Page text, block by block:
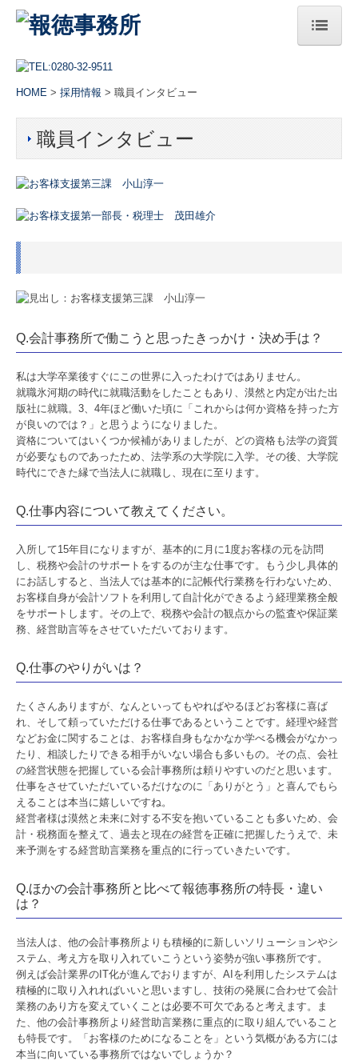
HOME
法人案内
経営理念
プレスリリース
著書
リンク集
プライバシーポリシー
品質方針
業務内容
税務会計顧問
経営計画支援
人材開発・社風診断
社会福祉法人支援
医業経営支援
公益法人支援
相続・贈与支援
採用情報
採用メッセージ
職員インタビュー
キャリアプラン
HOME > 採用情報 > 職員インタビュー
職員インタビュー
Q.会計事務所で働こうと思ったきっかけ・決め手は？
私は大学卒業後すぐにこの世界に入ったわけではありません。
就職氷河期の時代に就職活動をしたこともあり、漠然と内定が出た出
版社に就職。3、4年ほど働いた頃に「これからは何か資格を持った方
が良いのでは？」と思うようになりました。
資格についてはいくつか候補がありましたが、どの資格も法学の資質
が必要なものであったため、法学系の大学院に入学。その後、大学院
時代にできた縁で当法人に就職し、現在に至ります。
Q.仕事内容について教えてください。
入所して15年目になりますが、基本的に月に1度お客様の元を訪問
し、税務や会計のサポートをするのが主な仕事です。もう少し具体的
にお話しすると、当法人では基本的に記帳代行業務を行わないため、
お客様自身が会計ソフトを利用して自計化ができるよう経理業務全般
をサポートします。その上で、税務や会計の観点からの監査や保証業
務、経営助言等をさせていただいております。
Q.仕事のやりがいは？
たくさんありますが、なんといってもやればやるほどお客様に喜ば
れ、そして頼っていただける仕事であるということです。経理や経営
などお金に関することは、お客様自身もなかなか学べる機会がなかっ
たり、相談したりできる相手がいない場合も多いもの。その点、会社
の経営状態を把握している会計事務所は頼りやすいのだと思います。
仕事をさせていただいているだけなのに「ありがとう」と喜んでもら
えることは本当に嬉しいですね。
経営者様は漠然と未来に対する不安を抱いていることも多いため、会
計・税務面を整えて、過去と現在の経営を正確に把握したうえで、未
来予測をする経営助言業務を重点的に行っていきたいです。
Q.ほかの会計事務所と比べて報徳事務所の特長・違い
は？
当法人は、他の会計事務所よりも積極的に新しいソリューションやシ
ステム、考え方を取り入れていこうという姿勢が強い事務所です。
例えば会計業界のIT化が進んでおりますが、AIを利用したシステムは
積極的に取り入れればいいと思いますし、技術の発展に合わせて会計
業務のあり方を変えていくことは必要不可欠であると考えます。ま
た、他の会計事務所より経営助言業務に重点的に取り組んでいること
も特長です。「お客様のためになることを」という気概がある方には
本当に向いている事務所ではないでしょうか？